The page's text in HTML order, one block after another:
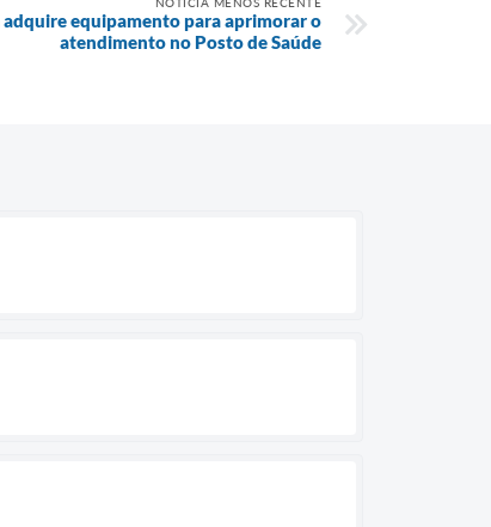
equipamento para aprimorar o
atendimento no Posto de Saúde